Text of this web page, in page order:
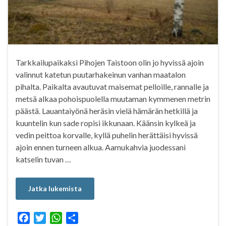
Tarkkailupaikaksi Pihojen Taistoon olin jo hyvissä ajoin
valinnut katetun puutarhakeinun vanhan maatalon
pihalta. Paikalta avautuvat maisemat pelloille, rannalle ja
metsä alkaa pohoispuolella muutaman kymmenen metrin
päästä. Lauantaiyönä heräsin vielä hämärän hetkillä ja
kuuntelin kun sade ropisi ikkunaan. Käänsin kylkeä ja
vedin peittoa korvalle, kyllä puhelin herättäisi hyvissä
ajoin ennen turneen alkua. Aamukahvia juodessani
katselin tuvan …
Jatka lukemista
W